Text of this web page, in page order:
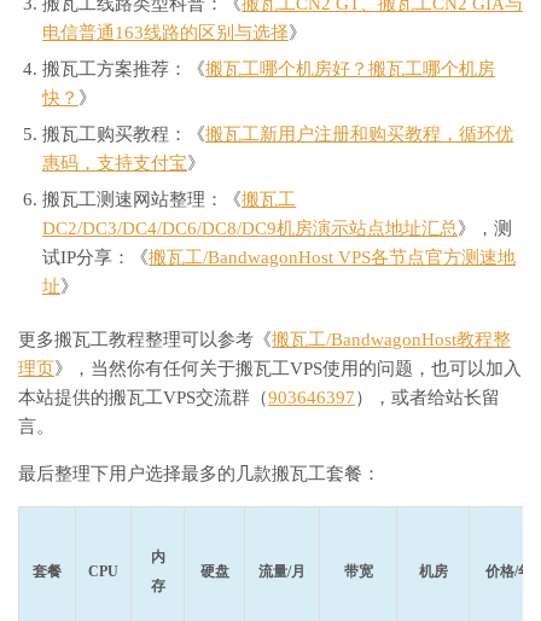
电信普通163线路的区别与选择》
搬瓦工方案推荐：《搬瓦工哪个机房好？搬瓦工哪个机房
快？ 》
搬瓦工购买教程：《搬瓦工新用户注册和购买教程，循环优
惠码，支持支付宝》
搬瓦工测速网站整理：《搬瓦工
DC2/DC3/DC4/DC6/DC8/DC9机房演示站点地址汇总》，测
试IP分享：《搬瓦工/BandwagonHost VPS各节点官方测速地
址》
更多搬瓦工教程整理可以参考《搬瓦工/BandwagonHost教程整
理页》，当然你有任何关于搬瓦工VPS使用的问题，也可以加入
本站提供的搬瓦工VPS交流群（903646397），或者给站长留
言。
最后整理下用户选择最多的几款搬瓦工套餐：
套餐 CPU
内
存
硬盘 流量/月 带宽 机房 价格/年